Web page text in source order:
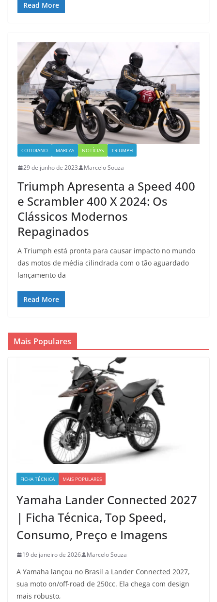
Read More
COTIDIANO MARCAS NOTÍCIAS TRIUMPH
29 de junho de 2023 Marcelo Souza
Triumph Apresenta a Speed 400
e Scrambler 400 X 2024: Os
Clássicos Modernos
Repaginados
A Triumph está pronta para causar impacto no mundo
das motos de média cilindrada com o tão aguardado
lançamento da
Read More
Mais Populares
FICHA TÉCNICA MAIS POPULARES
Yamaha Lander Connected 2027
| Ficha Técnica, Top Speed,
Consumo, Preço e Imagens
19 de janeiro de 2026 Marcelo Souza
A Yamaha lançou no Brasil a Lander Connected 2027,
sua moto on/off-road de 250cc. Ela chega com design
mais robusto,